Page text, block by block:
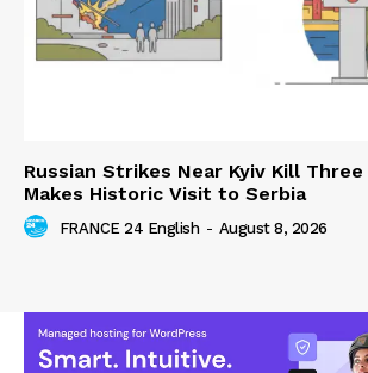
Russian Strikes Near Kyiv Kill
Makes Historic Visit to Serbia
FRANCE 24 English - August 8, 2026